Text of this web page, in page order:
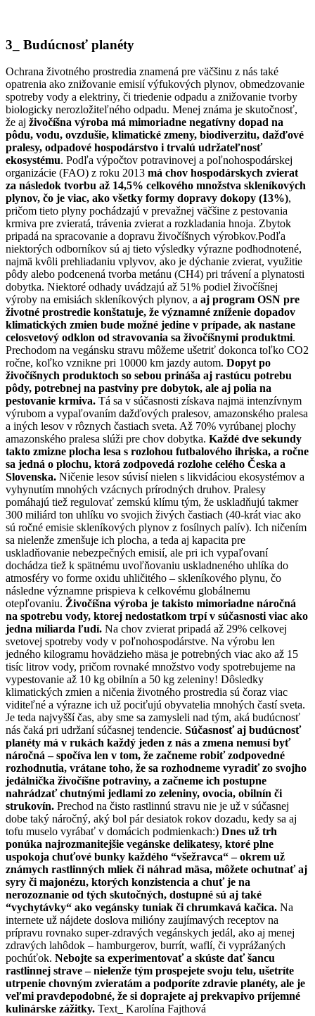
3_ Budúcnosť planéty
Ochrana životného prostredia znamená pre väčšinu z nás také
opatrenia ako znižovanie emisií výfukových plynov, obmedzovanie
spotreby vody a elektriny, či triedenie odpadu a znižovanie tvorby
biologicky nerozložiteľného odpadu. Menej známa je skutočnosť,
že aj živočíšna výroba má mimoriadne negatívny dopad na
pôdu, vodu, ovzdušie, klimatické zmeny, biodiverzitu, dažďové
pralesy, odpadové hospodárstvo i trvalú udržateľnosť
ekosystému. Podľa výpočtov potravinovej a poľnohospodárskej
organizácie (FAO) z roku 2013 má chov hospodárskych zvierat
za následok tvorbu až 14,5% celkového množstva skleníkových
plynov, čo je viac, ako všetky formy dopravy dokopy (13%),
pričom tieto plyny pochádzajú v prevažnej väčšine z pestovania
krmiva pre zvieratá, trávenia zvierat a rozkladania hnoja. Zbytok
pripadá na spracovanie a dopravu živočíšnych výrobkov.Podľa
niektorých odborníkov sú aj tieto výsledky výrazne podhodnotené,
najmä kvôli prehliadaniu vplyvov, ako je dýchanie zvierat, využitie
pôdy alebo podcenená tvorba metánu (CH4) pri trávení a plynatosti
dobytka. Niektoré odhady uvádzajú až 51% podiel živočíšnej
výroby na emisiách skleníkových plynov, a aj program OSN pre
životné prostredie konštatuje, že významné zníženie dopadov
klimatických zmien bude možné jedine v prípade, ak nastane
celosvetový odklon od stravovania sa živočíšnymi produktmi.
Prechodom na vegánsku stravu môžeme ušetriť dokonca toľko CO2
ročne, koľko vznikne pri 10000 km jazdy autom. Dopyt po
živočíšnych produktoch so sebou prináša aj rastúcu potrebu
pôdy, potrebnej na pastviny pre dobytok, ale aj polia na
pestovanie krmiva. Tá sa v súčasnosti získava najmä intenzívnym
výrubom a vypaľovaním dažďových pralesov, amazonského pralesa
a iných lesov v rôznych častiach sveta. Až 70% vyrúbanej plochy
amazonského pralesa slúži pre chov dobytka. Každé dve sekundy
takto zmizne plocha lesa s rozlohou futbalového ihriska, a ročne
sa jedná o plochu, ktorá zodpovedá rozlohe celého Česka a
Slovenska. Ničenie lesov súvisí nielen s likvidáciou ekosystémov a
vyhynutím mnohých vzácnych prírodných druhov. Pralesy
pomáhajú tiež regulovať zemskú klímu tým, že uskladňujú takmer
300 miliárd ton uhlíku vo svojich živých častiach (40-krát viac ako
sú ročné emisie skleníkových plynov z fosílnych palív). Ich ničením
sa nielenže zmenšuje ich plocha, a teda aj kapacita pre
uskladňovanie nebezpečných emisií, ale pri ich vypaľovaní
dochádza tiež k spätnému uvoľňovaniu uskladneného uhlíka do
atmosféry vo forme oxidu uhličitého – skleníkového plynu, čo
následne významne prispieva k celkovému globálnemu
otepľovaniu. Živočíšna výroba je takisto mimoriadne náročná
na spotrebu vody, ktorej nedostatkom trpí v súčasnosti viac ako
jedna miliarda ľudí. Na chov zvierat pripadá až 29% celkovej
svetovej spotreby vody v poľnohospodárstve. Na výrobu len
jedného kilogramu hovädzieho mäsa je potrebných viac ako až 15
tisíc litrov vody, pričom rovnaké množstvo vody spotrebujeme na
vypestovanie až 10 kg obilnín a 50 kg zeleniny! Dôsledky
klimatických zmien a ničenia životného prostredia sú čoraz viac
viditeľné a výrazne ich už pociťujú obyvatelia mnohých častí sveta.
Je teda najvyšší čas, aby sme sa zamysleli nad tým, aká budúcnosť
nás čaká pri udržaní súčasnej tendencie. Súčasnosť aj budúcnosť
planéty má v rukách každý jeden z nás a zmena nemusí byť
náročná – spočíva len v tom, že začneme robiť zodpovedné
rozhodnutia, vrátane toho, že sa rozhodneme vyradiť zo svojho
jedálnička živočíšne potraviny, a začneme ich postupne
nahrádzať chutnými jedlami zo zeleniny, ovocia, obilnín či
strukovín. Prechod na čisto rastlinnú stravu nie je už v súčasnej
dobe taký náročný, aký bol pár desiatok rokov dozadu, kedy sa aj
tofu muselo vyrábať v domácich podmienkach:) Dnes už trh
ponúka najrozmanitejšie vegánske delikatesy, ktoré plne
uspokoja chuťové bunky každého “všežravca“ – okrem už
známych rastlinných mliek či náhrad mäsa, môžete ochutnať aj
syry či majonézu, ktorých konzistencia a chuť je na
nerozoznanie od tých skutočných, dostupné sú aj také
“vychytávky“ ako vegánsky tuniak či chrumkavá kačica. Na
internete už nájdete doslova milióny zaujímavých receptov na
prípravu rovnako super-zdravých vegánskych jedál, ako aj menej
zdravých lahôdok – hamburgerov, burrít, waflí, či vyprážaných
pochúťok. Nebojte sa experimentovať a skúste dať šancu
rastlinnej strave – nielenže tým prospejete svoju telu, ušetríte
utrpenie chovným zvieratám a podporíte zdravie planéty, ale je
veľmi pravdepodobné, že si doprajete aj prekvapivo príjemné
kulinárske zážitky. Text_ Karolína Fajthová